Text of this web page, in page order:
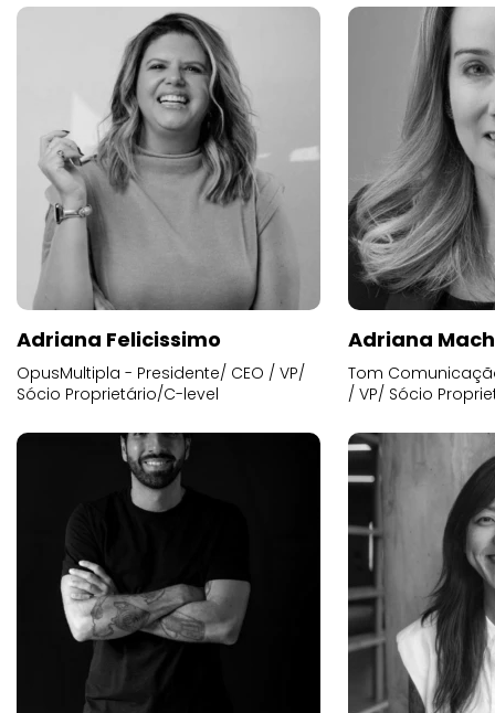
Adriana Felicissimo
OpusMultipla - Presidente/ CEO / VP/
Sócio Proprietário/C-level
Adriana
Tom
/ VP/ Sócio